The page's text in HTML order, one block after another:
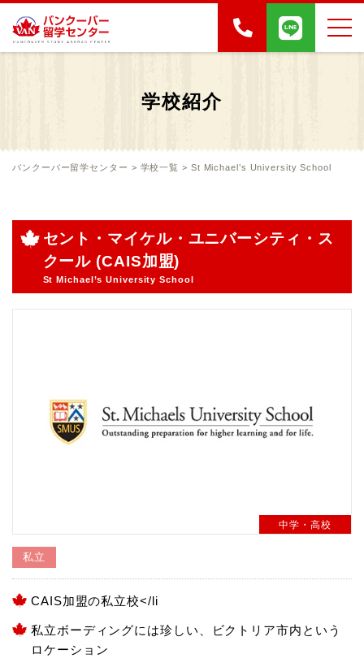
学校紹介
バンクーバー留学センター > 学校一覧 > St Michael’s University School
セント・マイケル・ユニバーシティ・ス
クール (CAIS加盟)
St Michael’s University School
中学・高校
私立
CAIS加盟の私立校</li
私立ボーディングには珍しい、ビクトリア市内という
ロケーション